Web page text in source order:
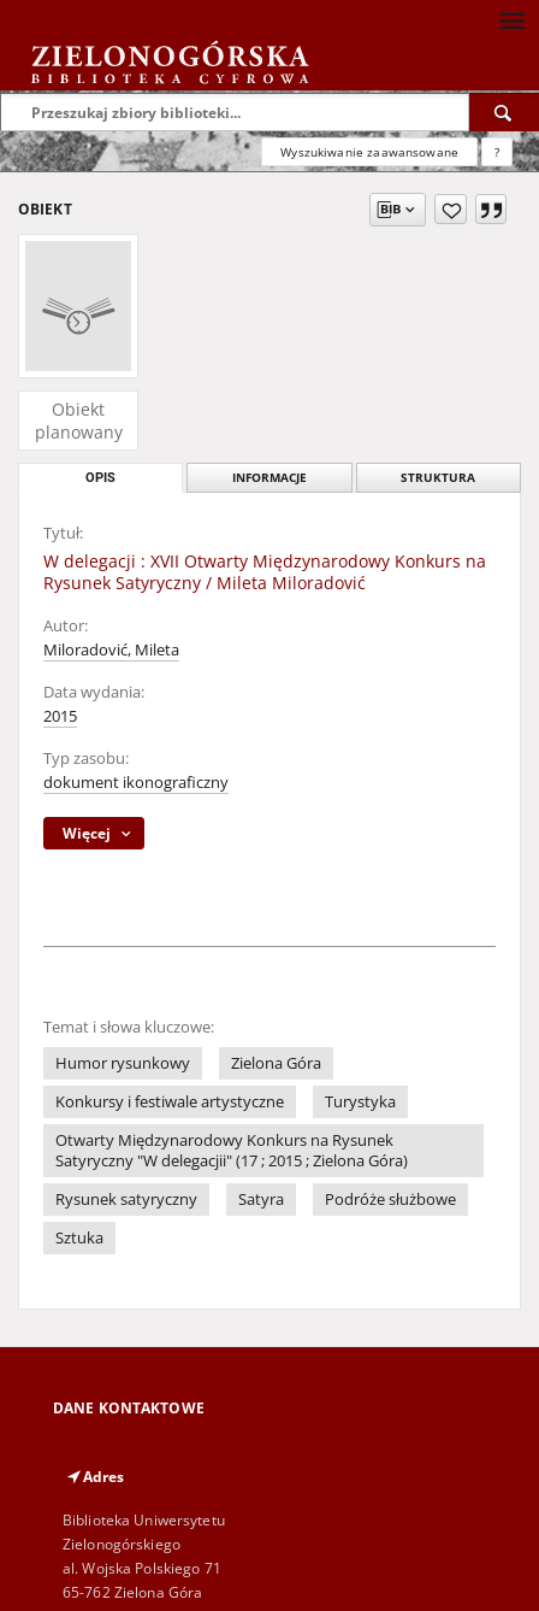
Wyszukiwanie zaawansowane ?
OBIEKT
Obiekt
planowany
OPIS INFORMACJE STRUKTURA
Tytuł:
W delegacji : XVII Otwarty Międzynarodowy Konkurs na
Rysunek Satyryczny / Mileta Miloradović
Autor:
Miloradović, Mileta
Data wydania:
2015
Typ zasobu:
dokument ikonograficzny
Więcej
Temat i słowa kluczowe:
Humor rysunkowy
Zielona Góra
Konkursy i festiwale artystyczne
Turystyka
Otwarty Międzynarodowy Konkurs na Rysunek
Satyryczny "W delegacjii" (17 ; 2015 ; Zielona Góra)
Rysunek satyryczny
Satyra
Podróże służbowe
Sztuka
DANE KONTAKTOWE
Adres
Biblioteka Uniwersytetu
Zielonogórskiego
al. Wojska Polskiego 71
65-762 Zielona Góra